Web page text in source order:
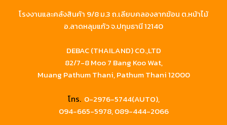
โรงงานและคลังสินค้า 9/8 ม.3 ถ.เลียบคลองลากฆ้อน ต.หน้าไม้
อ.ลาดหลุมแก้ว จ.ปทุมธานี 12140
DEBAC (THAILAND) CO.,LTD
82/7-8 Moo 7 Bang Koo Wat,
Muang Pathum Thani, Pathum Thani 12000
โทร. 0-2976-5744(AUTO),
094-665-5978,089-444-2066